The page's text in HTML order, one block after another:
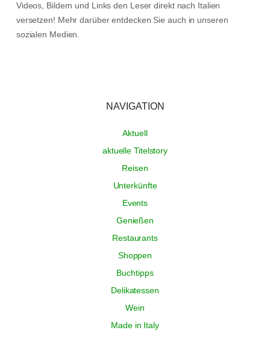
Videos, Bildern und Links den Leser direkt nach Italien
versetzen! Mehr darüber entdecken Sie auch in unseren
sozialen Medien.
NAVIGATION
Aktuell
aktuelle Titelstory
Reisen
Unterkünfte
Events
Genießen
Restaurants
Shoppen
Buchtipps
Delikatessen
Wein
Made in Italy